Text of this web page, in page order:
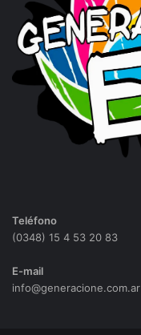
Teléfono
(0348) 15 4 53 20 83
E-mail
info@generacione.com.ar